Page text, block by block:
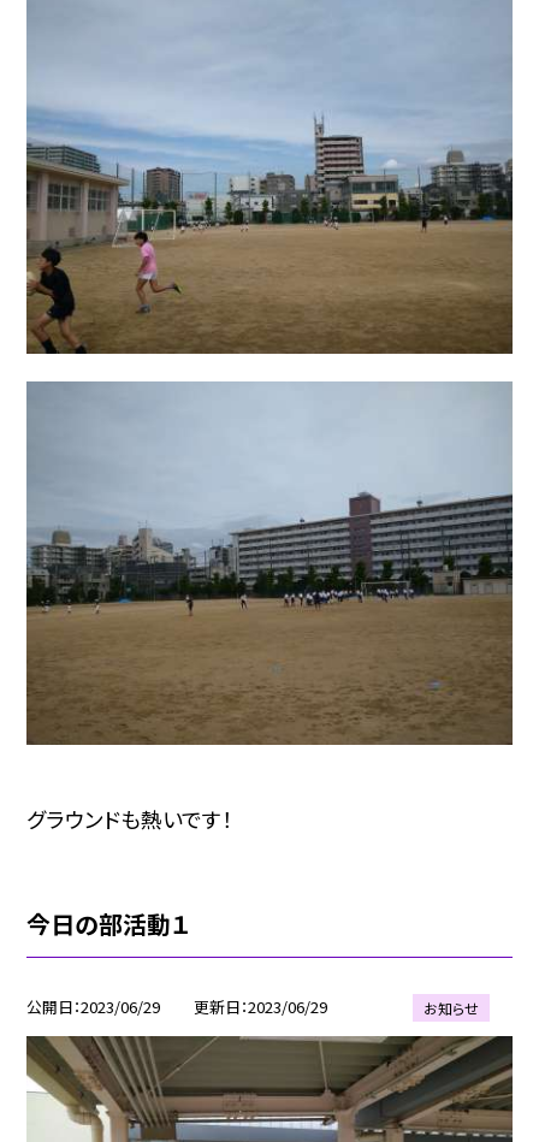
グラウンドも熱いです！
今日の部活動１
公開日 2023/06/29 更新日 2023/06/29 お知らせ